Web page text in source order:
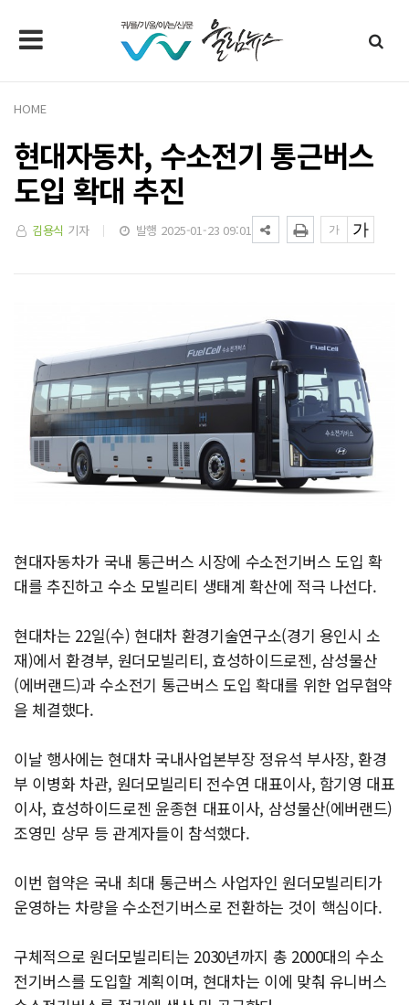
HOME
현대자동차, 수소전기 통근버스
도입 확대 추진
김용식 기자 발행 2025-01-23 09:01
현대자동차가 국내 통근버스 시장에 수소전기버스 도입 확
대를 추진하고 수소 모빌리티 생태계 확산에 적극 나선다.
현대차는 22일(수) 현대차 환경기술연구소(경기 용인시 소
재)에서 환경부, 원더모빌리티, 효성하이드로젠, 삼성물산
(에버랜드)과 수소전기 통근버스 도입 확대를 위한 업무협약
을 체결했다.
이날 행사에는 현대차 국내사업본부장 정유석 부사장, 환경
부 이병화 차관, 원더모빌리티 전수연 대표이사, 함기영 대표
이사, 효성하이드로젠 윤종현 대표이사, 삼성물산(에버랜드)
조영민 상무 등 관계자들이 참석했다.
이번 협약은 국내 최대 통근버스 사업자인 원더모빌리티가
운영하는 차량을 수소전기버스로 전환하는 것이 핵심이다.
구체적으로 원더모빌리티는 2030년까지 총 2000대의 수소
전기버스를 도입할 계획이며, 현대차는 이에 맞춰 유니버스